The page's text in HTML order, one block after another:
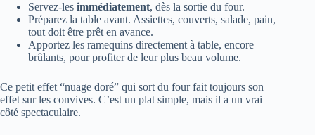
Servez-les immédiatement, dès la sortie du four.
Préparez la table avant. Assiettes, couverts, salade, pain,
tout doit être prêt en avance.
Apportez les ramequins directement à table, encore
brûlants, pour profiter de leur plus beau volume.
Ce petit effet “nuage doré” qui sort du four fait toujours son
effet sur les convives. C’est un plat simple, mais il a un vrai
côté spectaculaire.